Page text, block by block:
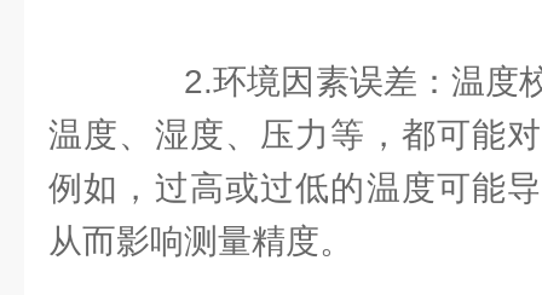
2.环境因素误差：温度
温度、湿度、压力等，都可能
例如，过高或过低的温度可能
从而影响测量精度。